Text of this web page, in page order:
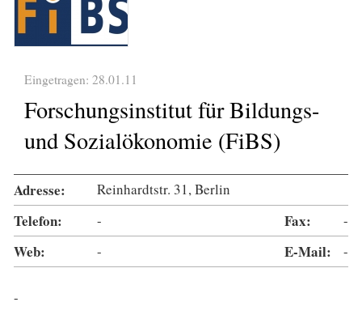
Eingetragen: 28.01.11
Forschungsinstitut für Bildungs-
und Sozialökonomie (FiBS)
Adresse: Reinhardtstr. 31, Berlin
Telefon: - Fax: -
Web: - E-Mail: -
-